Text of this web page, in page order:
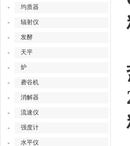
- 均质器
- 辐射仪
- 发酵
- 天平
- 炉
- 砻谷机
- 消解器
- 流速仪
- 强度计
- 水平仪